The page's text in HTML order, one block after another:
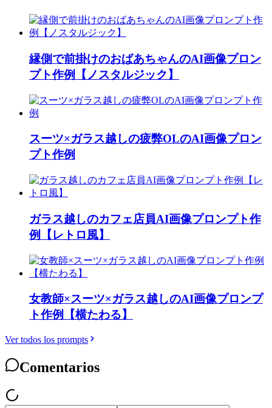
縁側で前掛けのおばあちゃんのAI画像プロン
プト作例【ノスタルジック】
スーツ×ガラス越しの疲弊OLのAI画像プロン
プト作例
ガラス越しのカフェ店員AI画像プロンプト作
例【レトロ風】
女教師×スーツ×ガラス越しのAI画像プロンプ
ト作例【横たわる】
Ver todos los prompts
Comentarios